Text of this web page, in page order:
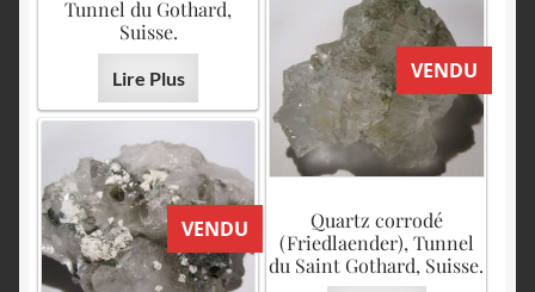
Tunnel du Gothard,
Suisse.
Lire Plus VENDU
Quartz corrodé
(Friedlaender), Tunnel
du Saint Gothard, Suisse.
VENDU